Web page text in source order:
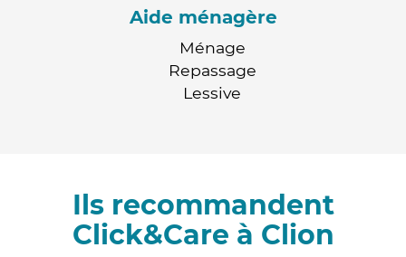
Aide ménagère
Ménage
Repassage
Lessive
Ils recommandent
Click&Care à Clion